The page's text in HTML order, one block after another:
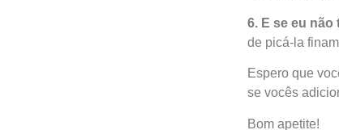
6. E se eu
de picá-la
Espero que
se vocês
Bom apetite!